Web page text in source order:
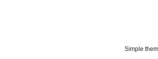
Simple